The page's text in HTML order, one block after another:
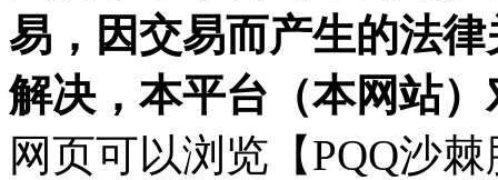
易，因交易而产生的法
解决，本平台（本网站
网页可以浏览【PQQ沙